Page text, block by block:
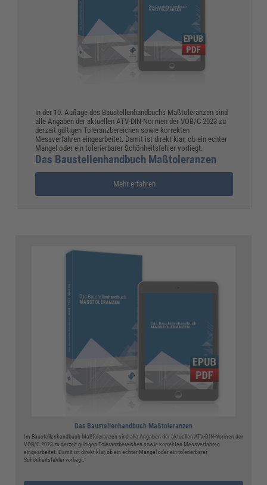
In der 10. Auflage des Baustellenhandbuchs Maßtoleranzen sind
alle Angaben der aktuellen ATV-DIN-Normen der VOB/C 2023 zu
derzeit gültigen Toleranzbereichen sowie korrekten
Messverfahren eingearbeitet. Damit ist direkt klar, ob ein echter
Mangel oder ein tolerierbarer Schönheitsfehler vorliegt.
Das Baustellenhandbuch Maßtoleranzen
Mehr erfahren
Das Baustellenhandbuch Maßtoleranzen
Im Baustellenhandbuch Maßtoleranzen sind alle Angaben der aktuellen ATV-DIN-Normen der
VOB/C 2023 zu derzeit gültigen Toleranzbereichen sowie korrekten Messverfahren
eingearbeitet. Damit ist direkt klar, ob ein echter Mangel oder ein tolerierbarer
Schönheitsfehler vorliegt.